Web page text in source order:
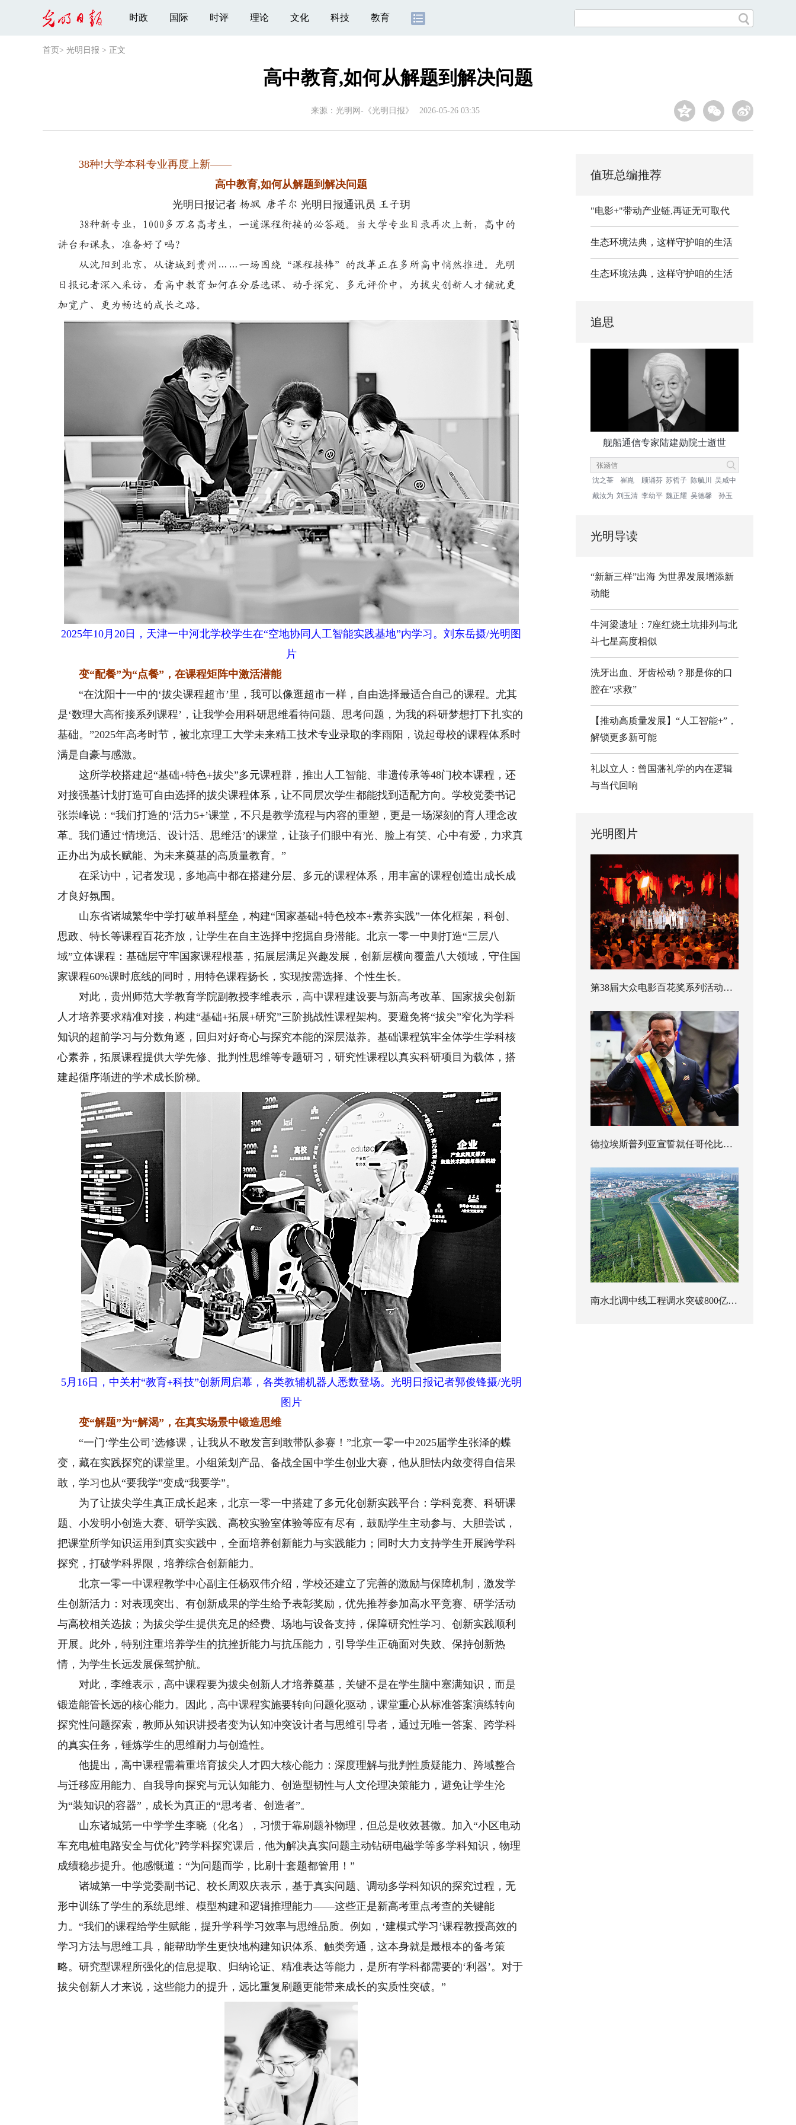
时政 国际 时评 理论 文化 科技 教育
首页 > 光明日报 > 正文
高中教育,如何从解题到解决问题
来源： 光明网-《光明日报》 2026-05-26 03:35
38种!大学本科专业再度上新——
高中教育,如何从解题到解决问题
光明日报记者 杨飒 唐芊尔 光明日报通讯员 王子玥
38种新专业，1000多万名高考生，一道课程衔接的必答题。当大学专业目录再次上新，高中的
讲台和课表，准备好了吗？
从沈阳到北京，从诸城到贵州……一场围绕“课程接棒”的改革正在多所高中悄然推进。光明
日报记者深入采访，看高中教育如何在分层选课、动手探究、多元评价中，为拔尖创新人才铺就更
加宽广、更为畅达的成长之路。
2025年10月20日，天津一中河北学校学生在“空地协同人工智能实践基地”内学习。刘东岳摄/光明图
片
变“配餐”为“点餐”，在课程矩阵中激活潜能
“在沈阳十一中的‘拔尖课程超市’里，我可以像逛超市一样，自由选择最适合自己的课程。尤其
是‘数理大高衔接系列课程’，让我学会用科研思维看待问题、思考问题，为我的科研梦想打下扎实的
基础。”2025年高考时节，被北京理工大学未来精工技术专业录取的李雨阳，说起母校的课程体系时
满是自豪与感激。
这所学校搭建起“基础+特色+拔尖”多元课程群，推出人工智能、非遗传承等48门校本课程，还
对接强基计划打造可自由选择的拔尖课程体系，让不同层次学生都能找到适配方向。学校党委书记
张崇峰说：“我们打造的‘活力5+’课堂，不只是教学流程与内容的重塑，更是一场深刻的育人理念改
革。我们通过‘情境活、设计活、思维活’的课堂，让孩子们眼中有光、脸上有笑、心中有爱，力求真
正办出为成长赋能、为未来奠基的高质量教育。”
在采访中，记者发现，多地高中都在搭建分层、多元的课程体系，用丰富的课程创造出成长成
才良好氛围。
山东省诸城繁华中学打破单科壁垒，构建“国家基础+特色校本+素养实践”一体化框架，科创、
思政、特长等课程百花齐放，让学生在自主选择中挖掘自身潜能。北京一零一中则打造“三层八
域”立体课程：基础层守牢国家课程根基，拓展层满足兴趣发展，创新层横向覆盖八大领域，守住国
家课程60%课时底线的同时，用特色课程扬长，实现按需选择、个性生长。
对此，贵州师范大学教育学院副教授李维表示，高中课程建设要与新高考改革、国家拔尖创新
人才培养要求精准对接，构建“基础+拓展+研究”三阶挑战性课程架构。要避免将“拔尖”窄化为学科
知识的超前学习与分数角逐，回归对好奇心与探究本能的深层滋养。基础课程筑牢全体学生学科核
心素养，拓展课程提供大学先修、批判性思维等专题研习，研究性课程以真实科研项目为载体，搭
建起循序渐进的学术成长阶梯。
5月16日，中关村“教育+科技”创新周启幕，各类教辅机器人悉数登场。光明日报记者郭俊锋摄/光明
图片
变“解题”为“解渴”，在真实场景中锻造思维
“一门‘学生公司’选修课，让我从不敢发言到敢带队参赛！”北京一零一中2025届学生张泽的蝶
变，藏在实践探究的课堂里。小组策划产品、备战全国中学生创业大赛，他从胆怯内敛变得自信果
敢，学习也从“要我学”变成“我要学”。
为了让拔尖学生真正成长起来，北京一零一中搭建了多元化创新实践平台：学科竞赛、科研课
题、小发明小创造大赛、研学实践、高校实验室体验等应有尽有，鼓励学生主动参与、大胆尝试，
把课堂所学知识运用到真实实践中，全面培养创新能力与实践能力；同时大力支持学生开展跨学科
探究，打破学科界限，培养综合创新能力。
北京一零一中课程教学中心副主任杨双伟介绍，学校还建立了完善的激励与保障机制，激发学
生创新活力：对表现突出、有创新成果的学生给予表彰奖励，优先推荐参加高水平竞赛、研学活动
与高校相关选拔；为拔尖学生提供充足的经费、场地与设备支持，保障研究性学习、创新实践顺利
开展。此外，特别注重培养学生的抗挫折能力与抗压能力，引导学生正确面对失败、保持创新热
情，为学生长远发展保驾护航。
对此，李维表示，高中课程要为拔尖创新人才培养奠基，关键不是在学生脑中塞满知识，而是
锻造能管长远的核心能力。因此，高中课程实施要转向问题化驱动，课堂重心从标准答案演练转向
探究性问题探索，教师从知识讲授者变为认知冲突设计者与思维引导者，通过无唯一答案、跨学科
的真实任务，锤炼学生的思维耐力与创造性。
他提出，高中课程需着重培育拔尖人才四大核心能力：深度理解与批判性质疑能力、跨域整合
与迁移应用能力、自我导向探究与元认知能力、创造型韧性与人文伦理决策能力，避免让学生沦
为“装知识的容器”，成长为真正的“思考者、创造者”。
山东诸城第一中学学生李晓（化名），习惯于靠刷题补物理，但总是收效甚微。加入“小区电动
车充电桩电路安全与优化”跨学科探究课后，他为解决真实问题主动钻研电磁学等多学科知识，物理
成绩稳步提升。他感慨道：“为问题而学，比刷十套题都管用！”
诸城第一中学党委副书记、校长周双庆表示，基于真实问题、调动多学科知识的探究过程，无
形中训练了学生的系统思维、模型构建和逻辑推理能力——这些正是新高考重点考查的关键能
力。“我们的课程给学生赋能，提升学科学习效率与思维品质。例如，‘建模式学习’课程教授高效的
学习方法与思维工具，能帮助学生更快地构建知识体系、触类旁通，这本身就是最根本的备考策
略。研究型课程所强化的信息提取、归纳论证、精准表达等能力，是所有学科都需要的‘利器’。对于
拔尖创新人才来说，这些能力的提升，远比重复刷题更能带来成长的实质性突破。”
值班总编推荐
"电影+"带动产业链,再证无可取代
生态环境法典，这样守护咱的生活
生态环境法典，这样守护咱的生活
追思
舰船通信专家陆建勋院士逝世
沈之荃 崔崑 顾诵芬 苏哲子 陈毓川
吴咸中
戴汝为 刘玉清 李幼平 魏正耀 吴德馨 孙玉
光明导读
“新新三样”出海 为世界发展增添新
动能
牛河梁遗址：7座红烧土坑排列与北
斗七星高度相似
洗牙出血、牙齿松动？那是你的口
腔在“求救”
【推动高质量发展】“人工智能+”，
解锁更多新可能
礼以立人：曾国藩礼学的内在逻辑
与当代回响
光明图片
第38届大众电影百花奖系列活动开幕
德拉埃斯普列亚宣誓就任哥伦比亚总统
南水北调中线工程调水突破800亿立方米